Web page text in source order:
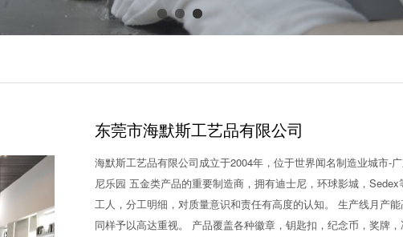
东莞市海默斯工艺品有限公司
海默斯工艺品有限公司成立于2004年，位于世界闻名制造业城市-
尼乐园 五金类产品的重要制造商，拥有迪士尼，环球影城，
工人，分工明细，对质量意识和责任有高度的认知。 生产线月产
同样予以高达重视。 产品覆盖各种徽章，钥匙扣，纪念币，奖牌